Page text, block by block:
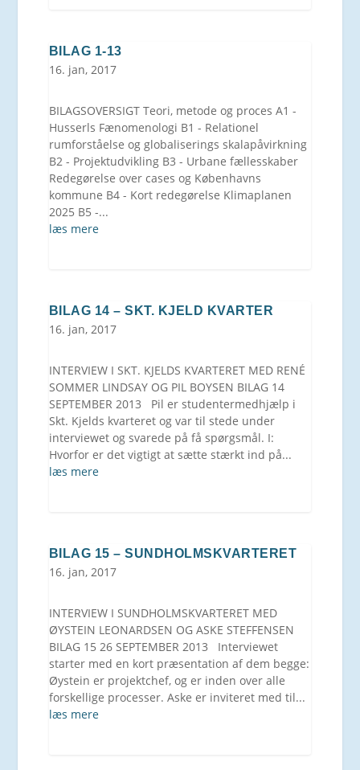
BILAG 1-13
16. jan, 2017
BILAGSOVERSIGT Teori, metode og proces A1 -
Husserls Fænomenologi B1 - Relationel
rumforståelse og globaliserings skalapåvirkning
B2 - Projektudvikling B3 - Urbane fællesskaber
Redegørelse over cases og Københavns
kommune B4 - Kort redegørelse Klimaplanen
2025 B5 -...
læs mere
BILAG 14 – SKT. KJELD KVARTER
16. jan, 2017
INTERVIEW I SKT. KJELDS KVARTERET MED RENÉ
SOMMER LINDSAY OG PIL BOYSEN BILAG 14
SEPTEMBER 2013 Pil er studentermedhjælp i
Skt. Kjelds kvarteret og var til stede under
interviewet og svarede på få spørgsmål. I:
Hvorfor er det vigtigt at sætte stærkt ind på...
læs mere
BILAG 15 – SUNDHOLMSKVARTERET
16. jan, 2017
INTERVIEW I SUNDHOLMSKVARTERET MED
ØYSTEIN LEONARDSEN OG ASKE STEFFENSEN
BILAG 15 26 SEPTEMBER 2013 Interviewet
starter med en kort præsentation af dem begge:
Øystein er projektchef, og er inden over alle
forskellige processer. Aske er inviteret med til...
læs mere